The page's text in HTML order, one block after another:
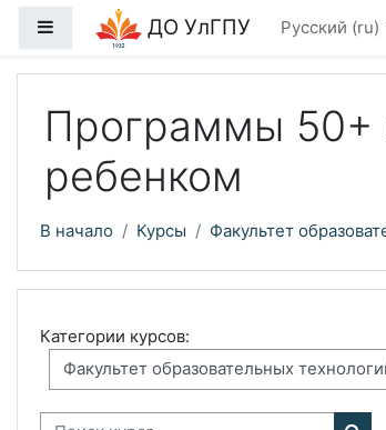
Перейти к основному содержанию
Боковая панельДО УлГПУ Русский ‎(ru)‎
Программы 50+
ребенком
В начало Курсы Факультет
Категории курсов: